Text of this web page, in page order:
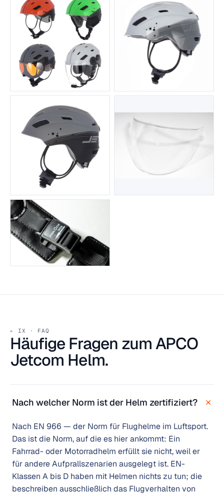
IX · FAQ
Häufige Fragen zum APCO
Jetcom Helm.
Nach welcher Norm ist der Helm zertifiziert? +
Nach EN 966 — der Norm für Flughelme im Luftsport.
Das ist die Norm, auf die es hier ankommt: Ein
Fahrrad- oder Motorradhelm erfüllt sie nicht, weil er
für andere Aufprallszenarien ausgelegt ist. EN-
Klassen A bis D haben mit Helmen nichts zu tun; die
beschreiben ausschließlich das Flugverhalten von